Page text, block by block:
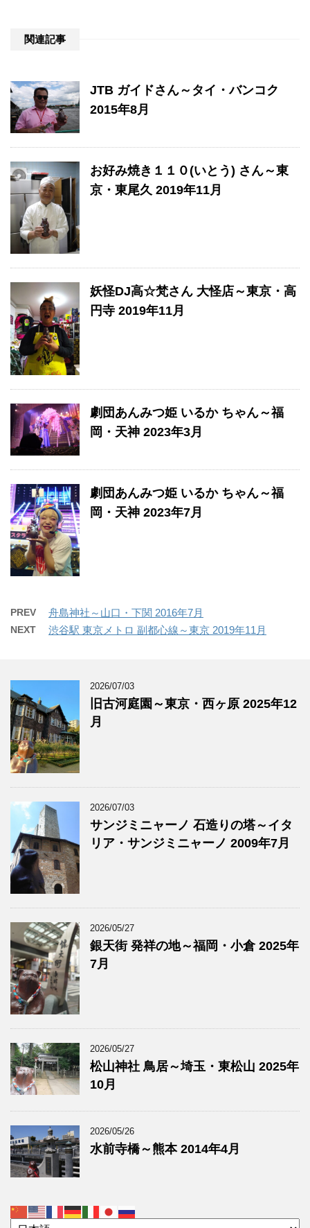
関連記事
JTB ガイドさん～タイ・バンコク
2015年8月
お好み焼き１１０(いとう) さん～東
京・東尾久 2019年11月
妖怪DJ高☆梵さん 大怪店～東京・高
円寺 2019年11月
劇団あんみつ姫 いるか ちゃん～福
岡・天神 2023年3月
劇団あんみつ姫 いるか ちゃん～福
岡・天神 2023年7月
PREV 舟島神社～山口・下関 2016年7月
NEXT 渋谷駅 東京メトロ 副都心線～東京 2019年11月
2026/07/03
旧古河庭園～東京・西ヶ原 2025年12
月
2026/07/03
サンジミニャーノ 石造りの塔～イタ
リア・サンジミニャーノ 2009年7月
2026/05/27
銀天街 発祥の地～福岡・小倉 2025年
7月
2026/05/27
松山神社 鳥居～埼玉・東松山 2025年
10月
2026/05/26
水前寺橋～熊本 2014年4月